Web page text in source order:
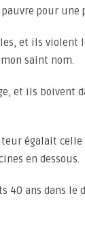
pour une
et ils violent
saint nom.
et ils boivent
égalait celle
en dessous.
40 ans dans le